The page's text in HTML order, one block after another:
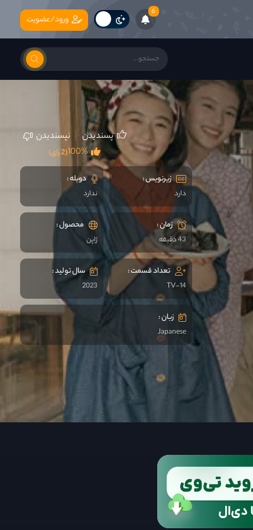
6
ورود/عضویت
پسندیدن نپسندیدن
(2 رای)100%
زیرنویس :
دارد
دوبله :
ندارد
زمان :
43 دقیقه
محصول :
ژاپن
تعداد قسمت :
TV-14
سال تولید :
2023
زبان :
Japanese